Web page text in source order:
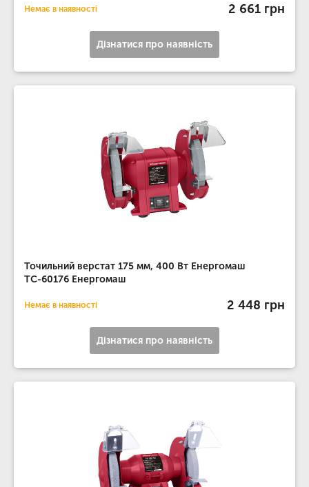
Немає в наявності 2 661 грн
Дізнатися про наявність
Точильний верстат 175 мм, 400 Вт Енергомаш
ТС-60176 Енергомаш
Немає в наявності 2 448 грн
Дізнатися про наявність